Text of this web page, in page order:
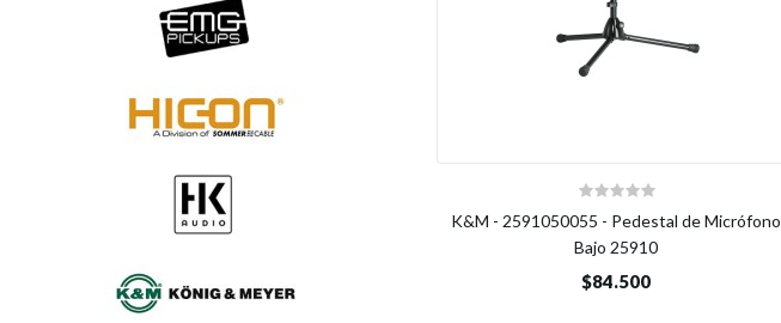
K&M - 2591050055 - Pedestal de Micrófono
Bajo 25910
$84.500